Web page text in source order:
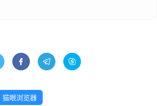
  
猫眼浏览器